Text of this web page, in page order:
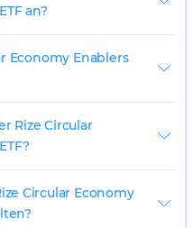
an?
Economy Enablers
Rize Circular
Circular Economy